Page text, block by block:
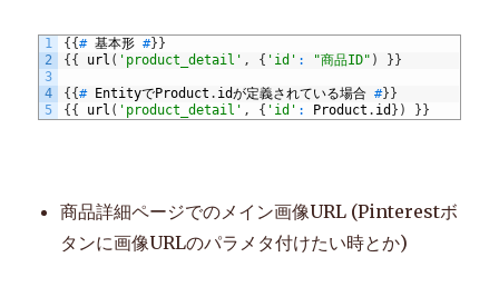
1
2
3
4
5
{{# 基本形 #}}
{{ url ( 'product_detail' , { 'id' : "商品ID" ) }}
{{# EntityでProduct . idが定義されている場合 #}}
{{ url ( 'product_detail' , { 'id' : Product . id } ) }}
商品詳細ページでのメイン画像URL (Pinterestボ
タンに画像URLのパラメタ付けたい時とか)